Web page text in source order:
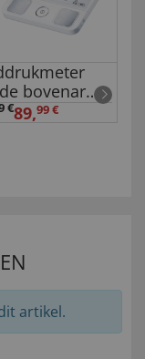
bovenarm
€89,99 €
artikel.